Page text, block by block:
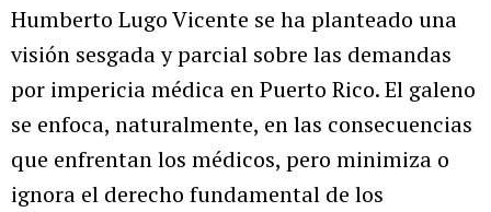
Humberto Lugo Vicente se ha planteado una
visión sesgada y parcial sobre las demandas
por impericia médica en Puerto Rico. El galeno
se enfoca, naturalmente, en las consecuencias
que enfrentan los médicos, pero minimiza o
ignora el derecho fundamental de los